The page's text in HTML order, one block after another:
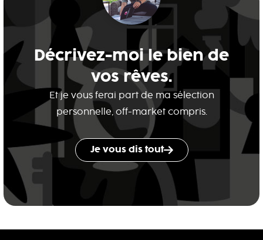
Décrivez-moi le bien de
vos rêves.
Et je vous ferai part de ma sélection
personnelle, off-market compris.
Je vous dis tout